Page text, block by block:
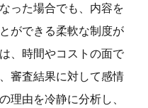
った場合でも、内容を
ができる柔軟な制度が
、時間やコストの面で
審査結果に対して感情
理由を冷静に分析し、